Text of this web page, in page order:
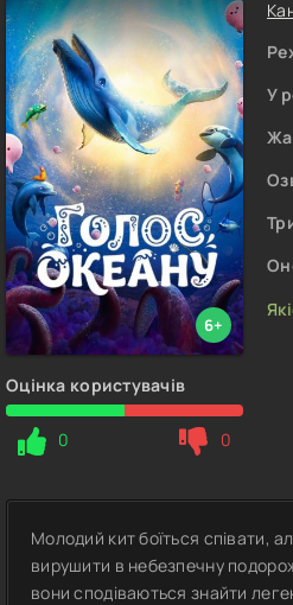
6+
Оцінка користувачів
0 0
У
Молодий кит боїться співати,
вирушити в небезпечну
вони сподіваються знайти